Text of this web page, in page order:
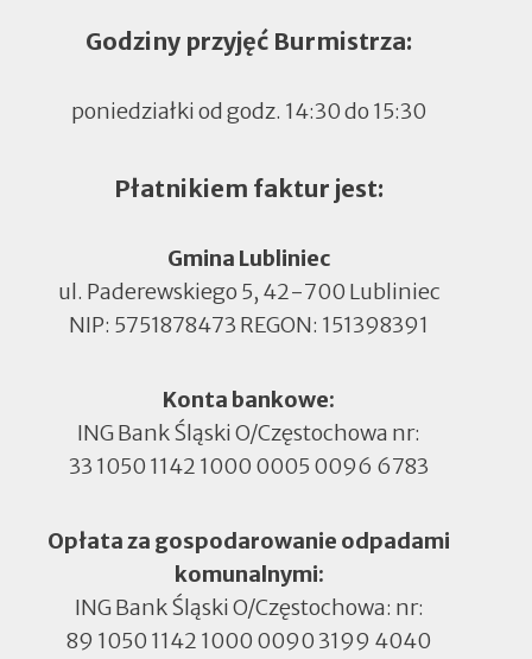
Godziny przyjęć Burmistrza:
poniedziałki od godz. 14:30 do 15:30
Płatnikiem faktur jest:
Gmina Lubliniec
ul. Paderewskiego 5, 42-700 Lubliniec
NIP: 5751878473 REGON: 151398391
Konta bankowe:
ING Bank Śląski O/Częstochowa nr:
33 1050 1142 1000 0005 0096 6783
Opłata za gospodarowanie odpadami
komunalnymi:
ING Bank Śląski O/Częstochowa: nr:
89 1050 1142 1000 0090 3199 4040